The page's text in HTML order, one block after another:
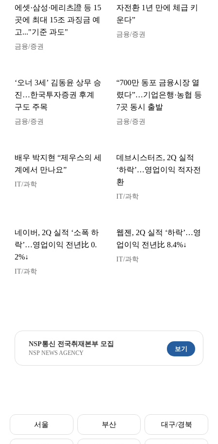
에셋·삼성·메리츠證 등 15
곳에 최대 15조 과징금 예
고..."기준 과도"
금융/증권
자전환 1년 만에 체급 키
운다”
금융/증권
‘오너 3세’ 김동윤 상무 승
진…한국투자증권 후계
구도 주목
금융/증권
“700만 동포 금융시장 열
렸다”…기업은행·농협 등
7곳 동시 출발
금융/증권
배우 박지현 “제우스의 세
계에서 만나요”
IT/과학
데브시스터즈, 2Q 실적
‘하락’…영업이익 적자전
환
IT/과학
네이버, 2Q 실적 ‘소폭 하
락’…영업이익 전년比 0.
2%↓
IT/과학
웹젠, 2Q 실적 ‘하락’…영
업이익 전년比 8.4%↓
IT/과학
NSP통신 전국취재본부 모집
NSP NEWS AGENCY
보기
서울 부산 대구/경북